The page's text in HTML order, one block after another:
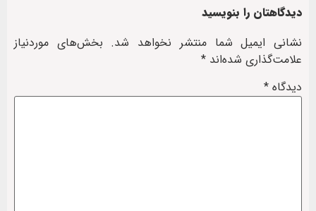
دیدگاهتان را بنویسید
نشانی ایمیل شما منتشر نخواهد شد. بخش‌های موردنیاز
علامت‌گذاری شده‌اند *
دیدگاه *